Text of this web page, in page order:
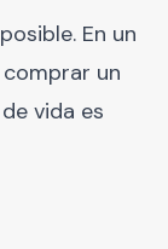
En un
un
vida es